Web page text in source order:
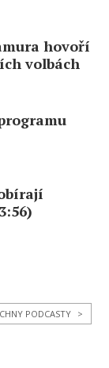
hovoří
volbách
PODCASTY >